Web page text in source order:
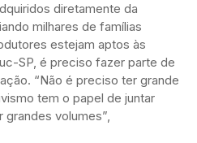
diretamente da
milhares de famílias
estejam aptos às
SP, é preciso fazer parte de
“Não é preciso ter grande
tem o papel de juntar
volumes”,